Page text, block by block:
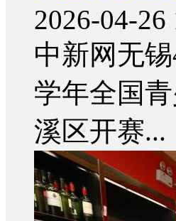
2026-04-26
中新网无
学年全国
溪区开赛...